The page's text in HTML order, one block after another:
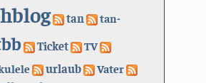
tan
tan-
Ticket TV
urlaub
Vater